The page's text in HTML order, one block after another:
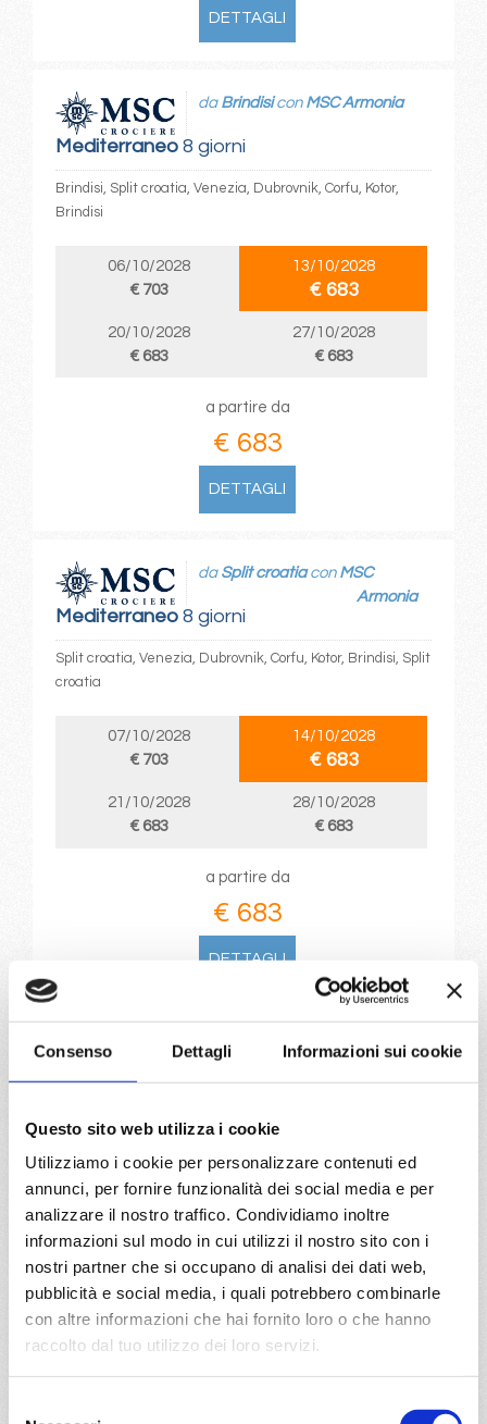
Consenso Dettagli Informazioni sui cookie
Questo sito web utilizza i cookie
Utilizziamo i cookie per personalizzare contenuti ed
annunci, per fornire funzionalità dei social media e per
analizzare il nostro traffico. Condividiamo inoltre
informazioni sul modo in cui utilizzi il nostro sito con i
nostri partner che si occupano di analisi dei dati web,
pubblicità e social media, i quali potrebbero combinarle
con altre informazioni che hai fornito loro o che hanno
raccolto dal tuo utilizzo dei loro servizi.
DETTAGLI
Mediterraneo8 giorni
da Brindisicon MSC Armonia
Brindisi, Split croatia, Venezia, Dubrovnik, Corfu, Kotor,
Brindisi
06/10/2028
€ 703
13/10/2028
€ 683
20/10/2028
€ 683
27/10/2028
€ 683
a partire da
€ 683
DETTAGLI
Mediterraneo8 giorni
da Split croatiacon MSC
Armonia
Split croatia, Venezia, Dubrovnik, Corfu, Kotor, Brindisi, Split
croatia
07/10/2028
€ 703
14/10/2028
€ 683
21/10/2028
€ 683
28/10/2028
€ 683
a partire da
€ 683
DETTAGLI
Mediterraneo8 giorni
da Pireo con MSC Orchestra
Pireo, Katakolon, Cefalonia-argostoli, Corfu, Bari, Santorini,
09/05/2028
€ 703
16/05/2028
23/05/2028
€ 723
30/05/2028
€ 813
a partire da
€ 703